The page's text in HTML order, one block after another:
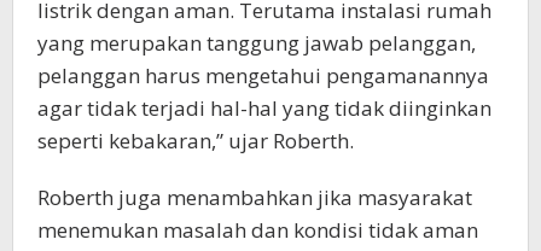
listrik dengan aman. Terutama instalasi rumah
yang merupakan tanggung jawab pelanggan,
pelanggan harus mengetahui pengamanannya
agar tidak terjadi hal-hal yang tidak diinginkan
seperti kebakaran,” ujar Roberth.
Roberth juga menambahkan jika masyarakat
menemukan masalah dan kondisi tidak aman